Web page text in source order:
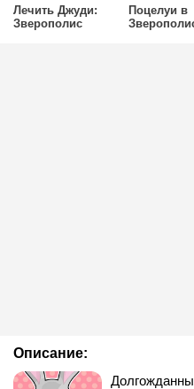
Описание:
Лечить Джуди:
Зверополис
Поцелуи в